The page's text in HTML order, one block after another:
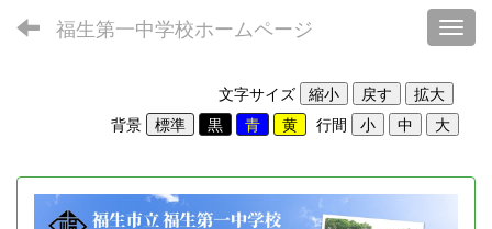
福生第一中学校ホームページ
文字サイズ
背景
行間